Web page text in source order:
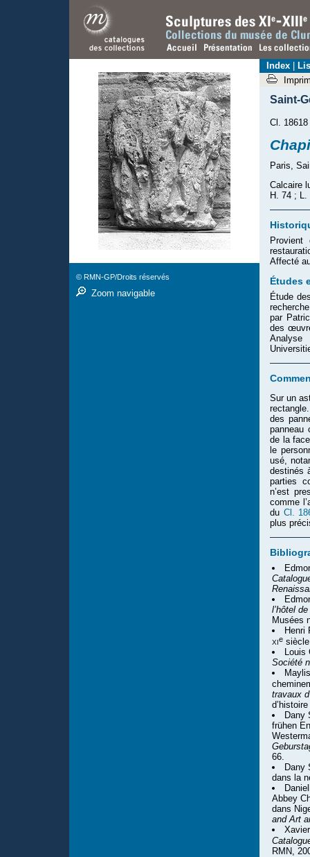
Saint-
Cl.
Paris,
Calcaire
H. 74 ;
Affecté
Études
Étude
par
des
Analyse
Sur un
des
panneau
de la
le
usé,
destinés
parties
n’est
comme
du Cl.
plus
l’hôtel
Musées
Henri
xie
Société
travaux
Dany
frühen
66.
Dany
dans la
Abbey
dans
and Art
RMN,
© RMN-GP/Droits réservés
Zoom navigable
Index